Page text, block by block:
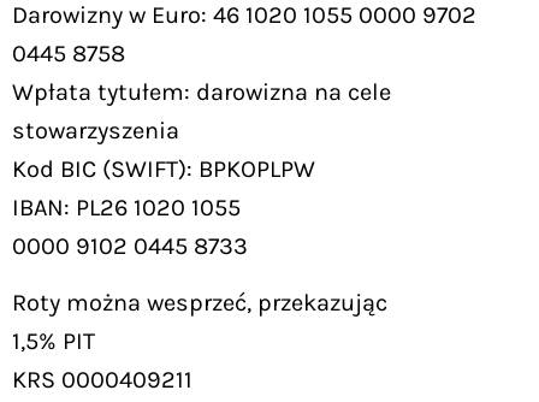
Darowizny w Euro: 46 1020 1055 0000 9702
0445 8758
Wpłata tytułem: darowizna na cele
stowarzyszenia
Kod BIC (SWIFT): BPKOPLPW
IBAN: PL26 1020 1055
0000 9102 0445 8733
Roty można wesprzeć, przekazując
1,5% PIT
KRS 0000409211